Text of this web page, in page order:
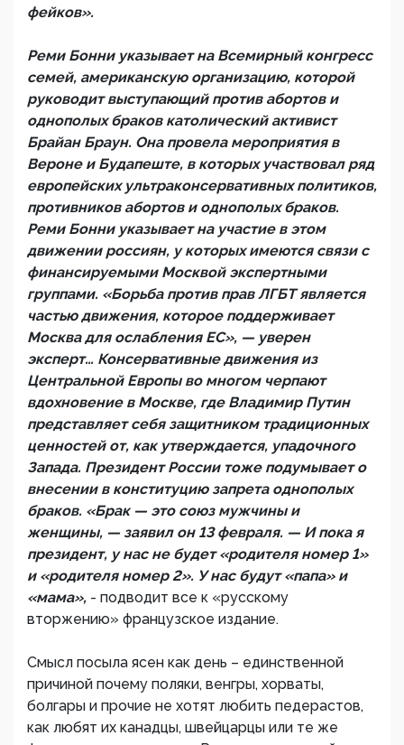
фейков».
Реми Бонни указывает на Всемирный конгресс
семей, американскую организацию, которой
руководит выступающий против абортов и
однополых браков католический активист
Брайан Браун. Она провела мероприятия в
Вероне и Будапеште, в которых участвовал ряд
европейских ультраконсервативных политиков,
противников абортов и однополых браков.
Реми Бонни указывает на участие в этом
движении россиян, у которых имеются связи с
финансируемыми Москвой экспертными
группами. «Борьба против прав ЛГБТ является
частью движения, которое поддерживает
Москва для ослабления ЕС», — уверен
эксперт… Консервативные движения из
Центральной Европы во многом черпают
вдохновение в Москве, где Владимир Путин
представляет себя защитником традиционных
ценностей от, как утверждается, упадочного
Запада. Президент России тоже подумывает о
внесении в конституцию запрета однополых
браков. «Брак — это союз мужчины и
женщины, — заявил он 13 февраля. — И пока я
президент, у нас не будет «родителя номер 1»
и «родителя номер 2». У нас будут «папа» и
«мама», - подводит все к «русскому
вторжению» французское издание.
Смысл посыла ясен как день – единственной
причиной почему поляки, венгры, хорваты,
болгары и прочие не хотят любить педерастов,
как любят их канадцы, швейцарцы или те же